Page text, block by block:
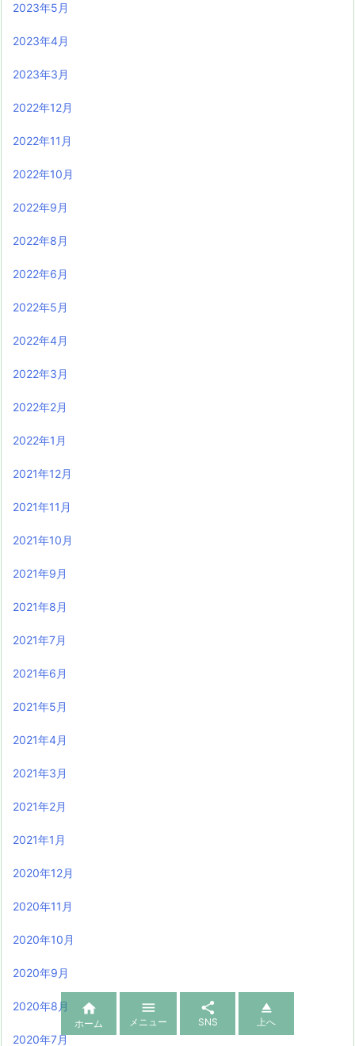
2023年5月
2023年4月
2023年3月
2022年12月
2022年11月
2022年10月
2022年9月
2022年8月
2022年6月
2022年5月
2022年4月
2022年3月
2022年2月
2022年1月
2021年12月
2021年11月
2021年10月
2021年9月
2021年8月
2021年7月
2021年6月
2021年5月
2021年4月
2021年3月
2021年2月
2021年1月
2020年12月
2020年11月
2020年10月
2020年9月
2020年8月
2020年7月

ホーム

メニュー

SNS

上へ